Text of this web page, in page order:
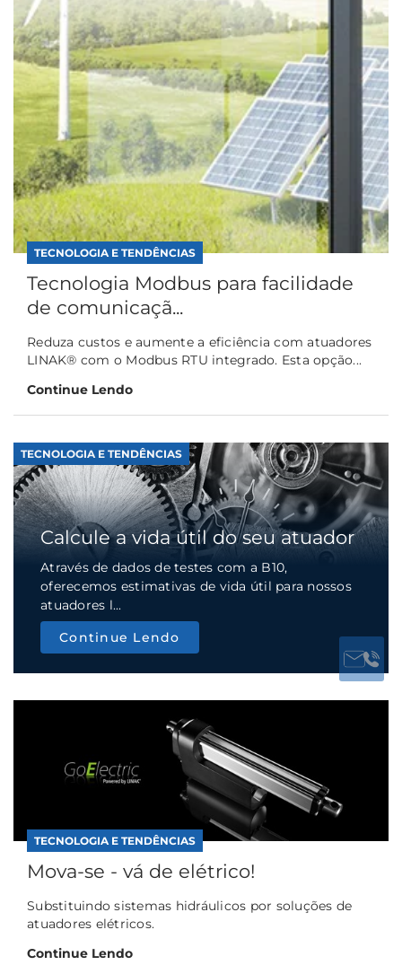
TECNOLOGIA E TENDÊNCIAS
Tecnologia Modbus para facilidade
de comunicaçã...
Reduza custos e aumente a eficiência com atuadores
LINAK® com o Modbus RTU integrado. Esta opção...
Continue Lendo
TECNOLOGIA E TENDÊNCIAS
Calcule a vida útil do seu atuador
Através de dados de testes com a B10,
oferecemos estimativas de vida útil para nossos
atuadores l...
Continue Lendo
TECNOLOGIA E TENDÊNCIAS
Mova-se - vá de elétrico!
Substituindo sistemas hidráulicos por soluções de
atuadores elétricos.
Continue Lendo